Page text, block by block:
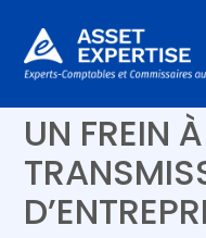
Aller
au
Créer et reprendre
Gérer votre quotidien
Piloter votre entreprise
Développer votre
Piloter votre gestion
Suivre votre
Gérer vos ressources
RÉFORME
UN FREIN